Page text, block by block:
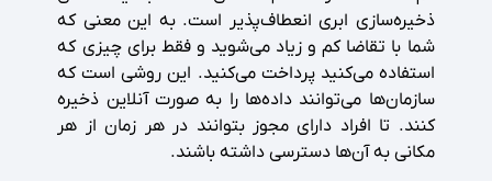
ذخیره‌سازی ابری انعطاف‌پذیر است. به این معنی که
شما با تقاضا کم و زیاد می‌شوید و فقط برای چیزی که
استفاده می‌کنید پرداخت می‌کنید. این روشی است که
سازمان‌ها می‌توانند داده‌ها را به صورت آنلاین ذخیره
کنند. تا افراد دارای مجوز بتوانند در هر زمان از هر
مکانی به آن‌ها دسترسی داشته باشند.